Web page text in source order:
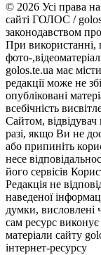
© 2026 Усі права
сайті ГОЛОС /
законодавством
При використанні,
фото-
golos.te.ua має
редакції може не
опубліковані
всебічність
Сайтом,
разі, якщо Ви не
або припиніть
несе
його сервісів
Редакція не
наведеної
думки, висловлені
сам ресурс
матеріали сайту
інтернет-ресурсу